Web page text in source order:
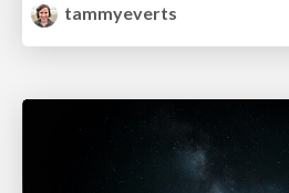
tammyeverts